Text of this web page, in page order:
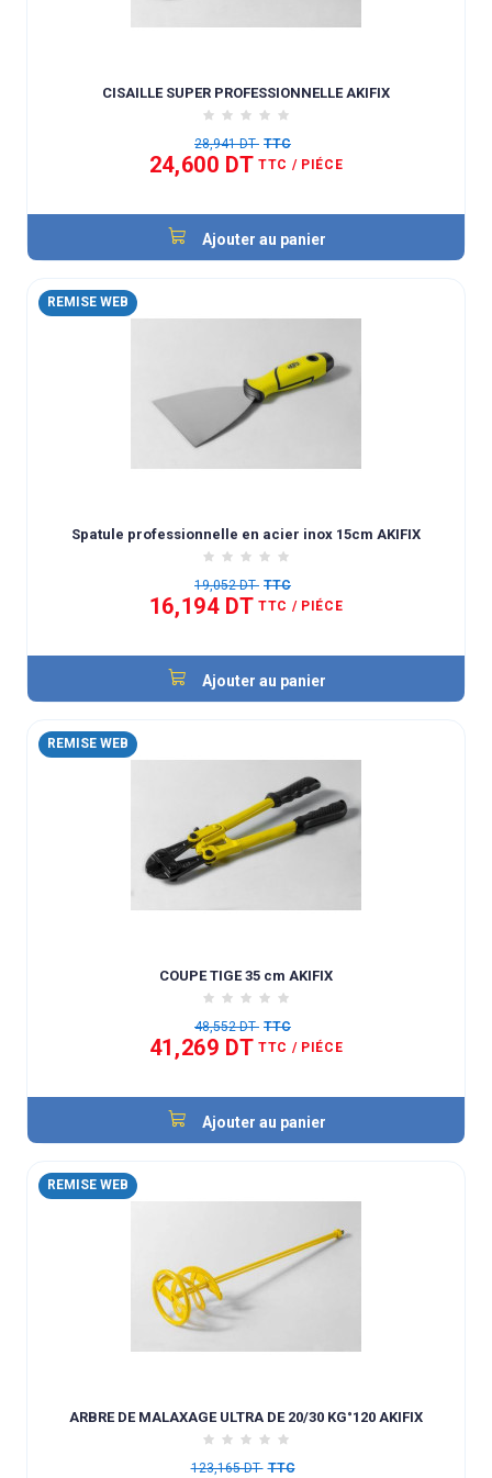
CISAILLE SUPER PROFESSIONNELLE AKIFIX
28,941 DT TTC
24,600 DT TTC / PIÉCE
Ajouter au panier
REMISE WEB
Spatule professionnelle en acier inox 15cm AKIFIX
19,052 DT TTC
16,194 DT TTC / PIÉCE
Ajouter au panier
REMISE WEB
COUPE TIGE 35 cm AKIFIX
48,552 DT TTC
41,269 DT TTC / PIÉCE
Ajouter au panier
REMISE WEB
ARBRE DE MALAXAGE ULTRA DE 20/30 KG°120 AKIFIX
123,165 DT TTC